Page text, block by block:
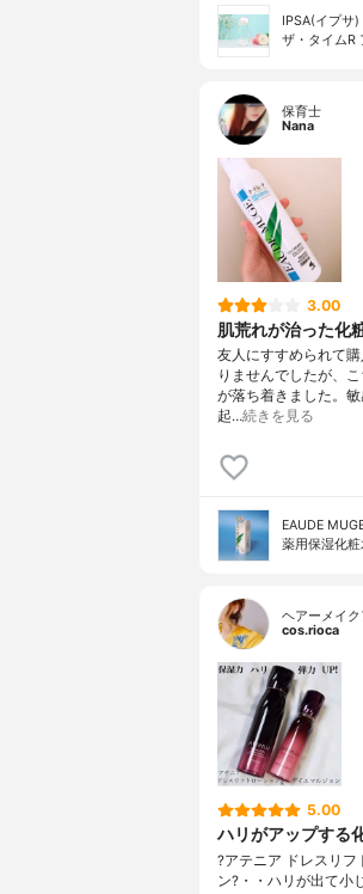
IPSA(イプサ)
ザ・タイムR
保育士
Nana
3.00
肌荒れが治った化
友人にすすめられて
りませんでしたが、
が落ち着きました。
起…続きを見る
EAUDE
薬用保湿化粧
ヘアーメイ
cos.rioca
5.00
ハリがアップする
?アテニア ドレスリフ
ン?・・ハリが出て小